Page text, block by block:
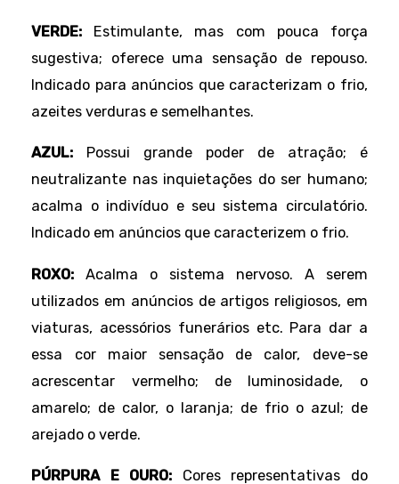
VERDE: Estimulante, mas com pouca força
sugestiva; oferece uma sensação de repouso.
Indicado para anúncios que caracterizam o frio,
azeites verduras e semelhantes.
AZUL: Possui grande poder de atração; é
neutralizante nas inquietações do ser humano;
acalma o indivíduo e seu sistema circulatório.
Indicado em anúncios que caracterizem o frio.
ROXO: Acalma o sistema nervoso. A serem
utilizados em anúncios de artigos religiosos, em
viaturas, acessórios funerários etc. Para dar a
essa cor maior sensação de calor, deve-se
acrescentar vermelho; de luminosidade, o
amarelo; de calor, o laranja; de frio o azul; de
arejado o verde.
PÚRPURA E OURO: Cores representativas do